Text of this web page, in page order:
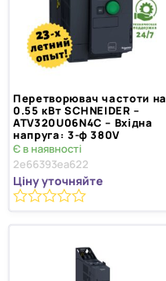
Перетворювач частоти на
0.55 кВт SCHNEIDER –
ATV320U06N4C – Вхідна
напруга: 3-ф 380V
Є в наявності
2e66393ea622
Ціну уточняйте